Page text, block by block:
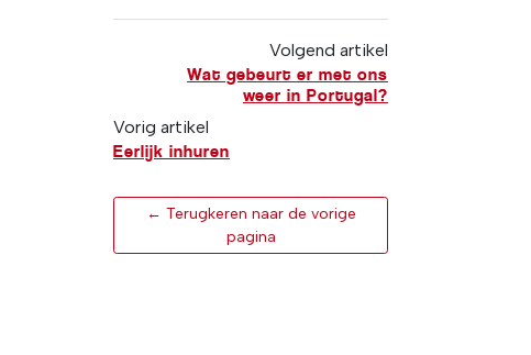
Volgend artikel
Wat gebeurt er met ons
weer in Portugal?
Vorig artikel
Eerlijk inhuren
← Terugkeren naar de vorige
pagina